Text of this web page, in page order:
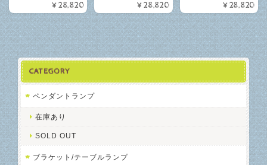
¥28,820 ¥28,820 ¥28,820
CATEGORY
ペンダントランプ
在庫あり
SOLD OUT
ブラケット/テーブルランプ